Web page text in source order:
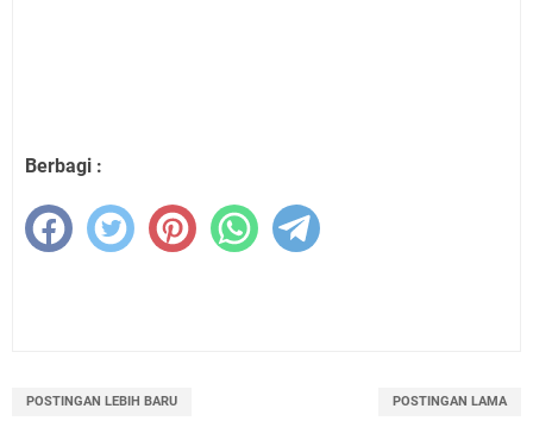
Berbagi :
POSTINGAN LEBIH BARU POSTINGAN LAMA